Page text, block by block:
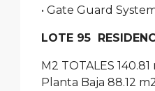
• Gate Guard
LOTE 95
M2 TOTALES 140.81
Planta Baja 88.12